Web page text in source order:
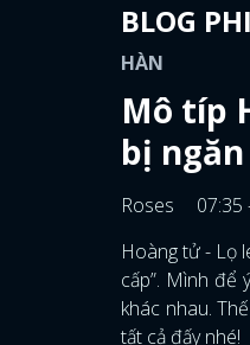
BLOG
HÀN
Mô típ
bị
Roses
Hoàng tử - Lọ
cấp”. Mình để
khác nhau.
tất cả đấy nhé!